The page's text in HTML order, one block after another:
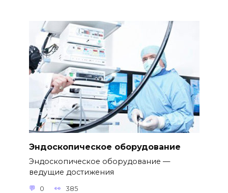
Эндоскопическое оборудование
Эндоскопическое оборудование —
ведущие достижения
0 385